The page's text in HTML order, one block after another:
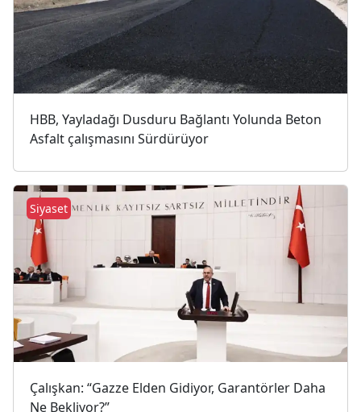
HBB, Yayladağı Dusduru Bağlantı Yolunda Beton
Asfalt çalışmasını Sürdürüyor
Çalışkan: “Gazze Elden Gidiyor, Garantörler Daha
Ne Bekliyor?”
Siyaset